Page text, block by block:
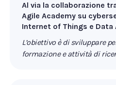
Al via la collaborazione
Agile Academy su
Internet of Things e Data
L’obiettivo è di sviluppare
formazione e attività di